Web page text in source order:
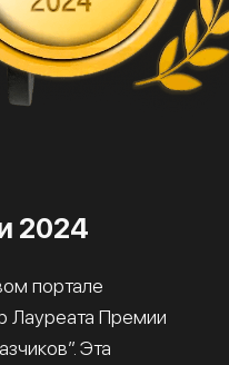
2024
портале
Лауреата Премии
Эта